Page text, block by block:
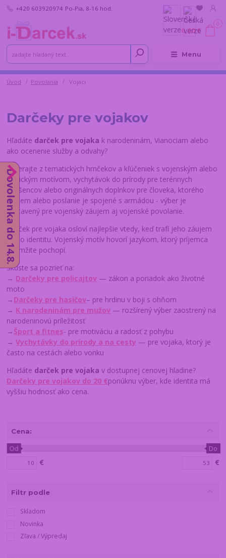
Menu
+420 603920974 Po-Pia, 8-16 hod.
0
0,00 €
Úvod Povolania Vojaci
Darčeky pre vojakov
Hľadáte darček pre vojaka k narodeninám, Vianociam alebo
ako ocenenie služby a odvahy?
Vyberajte z tematických hrnčekov a kľúčeniek s vojenským alebo
taktickým motívom, vychytávok do prírody pre terénnych
nadšencov alebo originálnych doplnkov pre človeka, ktorého
záujem alebo poslanie je spojené s armádou - výber je
zostavený pre vojenský záujem aj vojenské povolanie.
Darček pre vojaka osloví najlepšie vtedy, keď trafí jeho záujem
alebo identitu. Vojenský motív hovorí jazykom, ktorý príjemca
okamžite pochopí.
Skúste sa pozrieť na:
→ Darčeky pre policajtov — zákon a poriadok ako životné
moto
→ Darčeky pre hasičov– pre hrdinu v boji s ohňom
→ K narodeninám pre mužov — rozšírený výber zaostrený na
narodeninovú príležitosť
→ Šport a fitnes- pre motiváciu a radosť z pohybu
→Vychytávky do prírody a na cesty — pre vojaka, ktorý je
často na cestách alebo vonku
Hľadáte darček pre vojaka v dostupnej cenovej hladine?
Darčeky pre vojakov do 20 €ponúknu výber, kde identita má
vyššiu hodnosť ako cena.
Cena:
€
Od Do
€
Filtr podle
Skladom
Novinka
Zľava / Výpredaj
Dovolenka do 14.8.